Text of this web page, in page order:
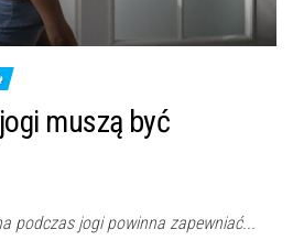
muszą być
podczas jogi powinna zapewniać...